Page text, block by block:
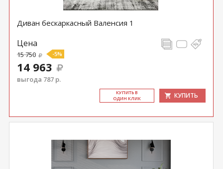
Диван бескаркасный Валенсия 1
Цена
15 750 -5%
14 963
выгода 787 р.
КУ­ПИТЬ В
ОДИН КЛИК
КУПИТЬ